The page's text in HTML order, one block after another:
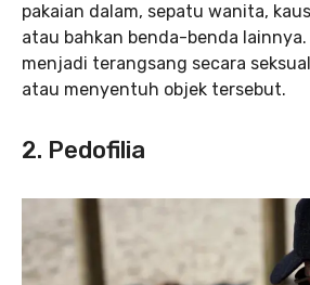
pakaian dalam, sepatu wanita,
atau bahkan benda-benda lainnya.
menjadi terangsang secara
atau menyentuh objek tersebut.
2. Pedofilia